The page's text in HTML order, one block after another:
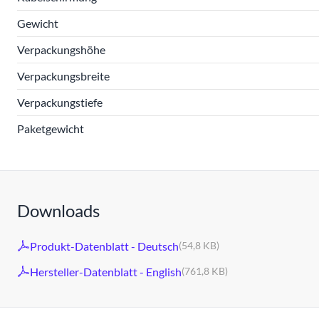
Gewicht
Verpackungshöhe
Verpackungsbreite
Verpackungstiefe
Paketgewicht
Downloads
Produkt-Datenblatt - Deutsch(54,8 KB)
Hersteller-Datenblatt - English(761,8 KB)